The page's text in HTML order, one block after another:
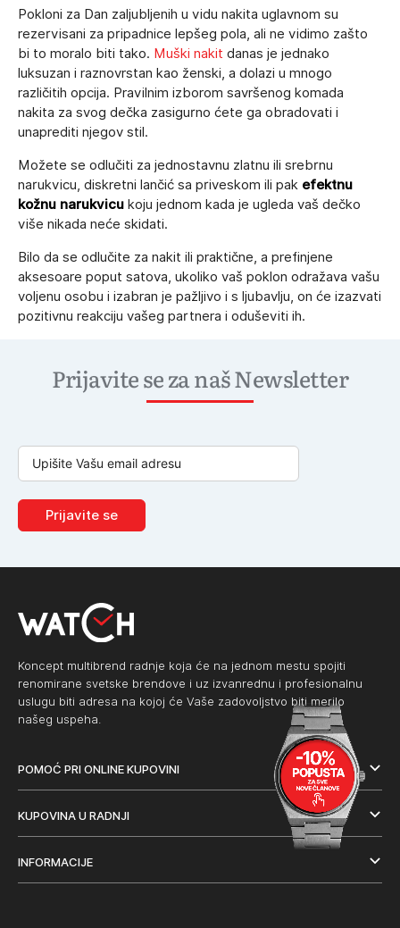
Pokloni za Dan zaljubljenih u vidu nakita uglavnom su
rezervisani za pripadnice lepšeg pola, ali ne vidimo zašto
bi to moralo biti tako. Muški nakit danas je jednako
luksuzan i raznovrstan kao ženski, a dolazi u mnogo
različitih opcija. Pravilnim izborom savršenog komada
nakita za svog dečka zasigurno ćete ga obradovati i
unaprediti njegov stil.
Možete se odlučiti za jednostavnu zlatnu ili srebrnu
narukvicu, diskretni lančić sa priveskom ili pak efektnu
kožnu narukvicu koju jednom kada je ugleda vaš dečko
više nikada neće skidati.
Bilo da se odlučite za nakit ili praktične, a prefinjene
aksesoare poput satova, ukoliko vaš poklon odražava vašu
voljenu osobu i izabran je pažljivo i s ljubavlju, on će izazvati
pozitivnu reakciju vašeg partnera i oduševiti ih.
Prijavite se za naš Newsletter
Prijavite se
Koncept multibrend radnje koja će na jednom mestu spojiti
renomirane svetske brendove i uz izvanrednu i profesionalnu
uslugu biti adresa na kojoj će Vaše zadovoljstvo biti merilo
našeg uspeha.
POMOĆ PRI ONLINE KUPOVINI
KUPOVINA U RADNJI
INFORMACIJE